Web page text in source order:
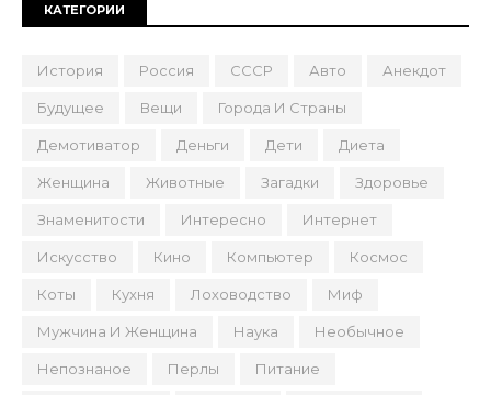
КАТЕГОРИИ
История Россия СССР Авто Анекдот
Будущее Вещи Города И Страны
Демотиватор Деньги Дети Диета
Женщина Животные Загадки Здоровье
Знаменитости Интересно Интернет
Искусство Кино Компьютер Космос
Коты Кухня Лоховодство Миф
Мужчина И Женщина Наука Необычное
Непознаное Перлы Питание